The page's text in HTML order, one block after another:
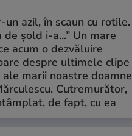
un azil, în scaun cu rotile.
de șold i-a...” Un mare
acum o dezvăluire
despre ultimele clipe
marii noastre doamne
Cutremurător,
de fapt, cu ea